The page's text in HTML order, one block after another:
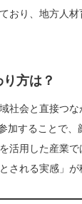
おり、地方人
方は？
社会と直接つ
加することで
活用した産業
される実感」